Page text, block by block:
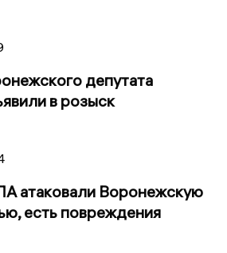
депутата
в розыск
атаковали Воронежскую
есть повреждения